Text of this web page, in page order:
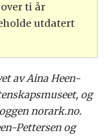
ti år
utdatert
av Aina Heen-
og
norark.no.
Pettersen og